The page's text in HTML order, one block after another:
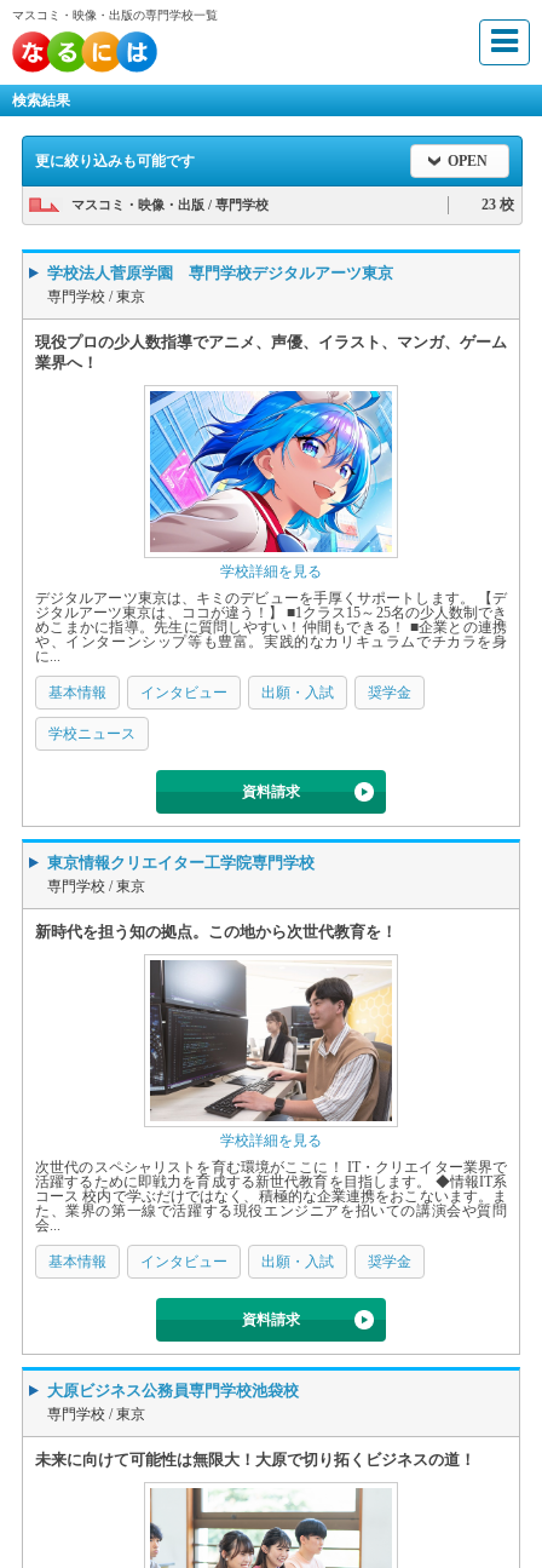
マスコミ・映像・出版の専門学校一覧
検索結果
更に絞り込みも可能です OPEN
マスコミ・映像・出版 / 専門学校 23 校
学校法人菅原学園 専門学校デジタルアーツ東京
専門学校 /東京
現役プロの少人数指導でアニメ、声優、イラスト、マンガ、ゲーム
業界へ！
学校詳細を見る
デジタルアーツ東京は、キミのデビューを手厚くサポートします。 【デ
ジタルアーツ東京は、ココが違う！】 ■1クラス15～25名の少人数制でき
めこまかに指導。先生に質問しやすい！仲間もできる！ ■企業との連携
や、インターンシップ等も豊富。実践的なカリキュラムでチカラを身
に...
基本情報 インタビュー 出願・入試 奨学金
学校ニュース
資料請求
東京情報クリエイター工学院専門学校
専門学校 /東京
新時代を担う知の拠点。この地から次世代教育を！
学校詳細を見る
次世代のスペシャリストを育む環境がここに！ IT・クリエイター業界で
活躍するために即戦力を育成する新世代教育を目指します。 ◆情報IT系
コース 校内で学ぶだけではなく、積極的な企業連携をおこないます。ま
た、業界の第一線で活躍する現役エンジニアを招いての講演会や質問
会...
基本情報 インタビュー 出願・入試 奨学金
資料請求
大原ビジネス公務員専門学校池袋校
専門学校 /東京
未来に向けて可能性は無限大！大原で切り拓くビジネスの道！